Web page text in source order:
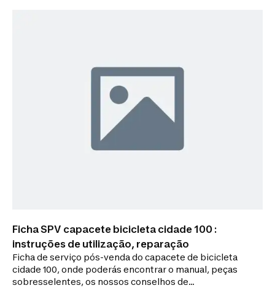
Ficha SPV capacete bicicleta cidade 100 :
instruções de utilização, reparação
Ficha de serviço pós-venda do capacete de bicicleta
cidade 100, onde poderás encontrar o manual, peças
sobresselentes, os nossos conselhos de